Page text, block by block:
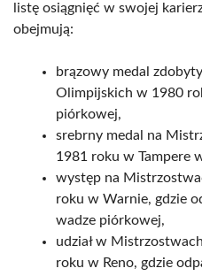
listę osiągnięć w swojej
obejmują:
brązowy medal
Olimpijskich w 1980
piórkowej,
srebrny medal na
1981 roku w Tampere
występ na
roku w Warnie, gdzie
wadze piórkowej,
udział w
roku w Reno, gdzie